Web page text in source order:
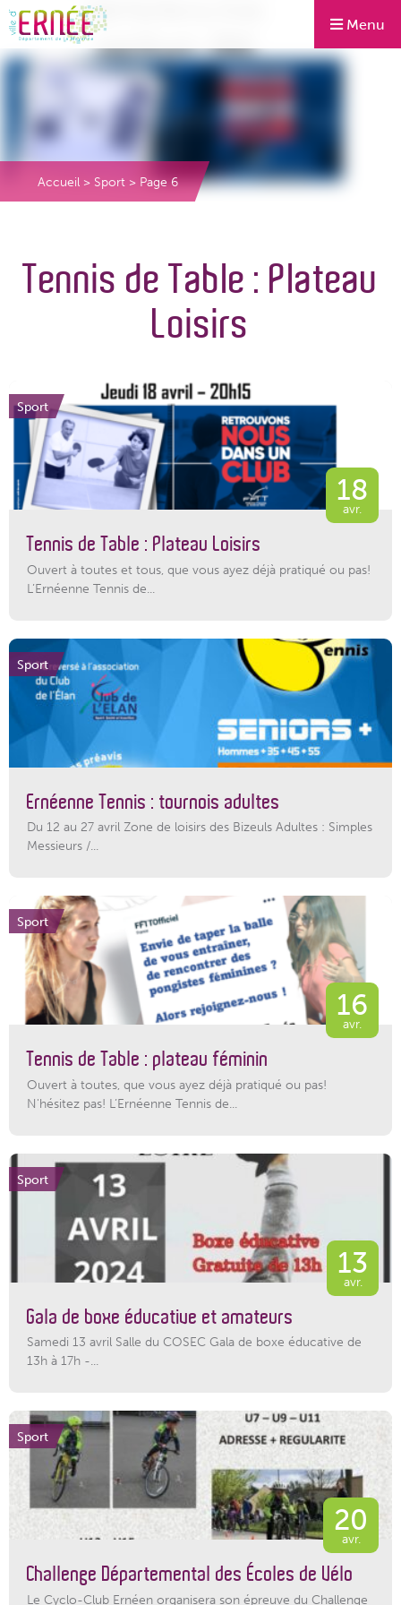
Menu
Accueil > Sport > Page 6
Tennis de Table : Plateau
Loisirs
Sport
18
avr.
Tennis de Table : Plateau Loisirs
Ouvert à toutes et tous, que vous ayez déjà pratiqué ou pas!
L’Ernéenne Tennis de...
Sport
Ernéenne Tennis : tournois adultes
Du 12 au 27 avril Zone de loisirs des Bizeuls Adultes : Simples
Messieurs /...
Sport
16
avr.
Tennis de Table : plateau féminin
Ouvert à toutes, que vous ayez déjà pratiqué ou pas!
N'hésitez pas! L’Ernéenne Tennis de...
Sport
13
avr.
Gala de boxe éducative et amateurs
Samedi 13 avril Salle du COSEC Gala de boxe éducative de
13h à 17h -...
Sport
20
avr.
Challenge Départemental des Écoles de Vélo
Le Cyclo-Club Ernéen organisera son épreuve du Challenge